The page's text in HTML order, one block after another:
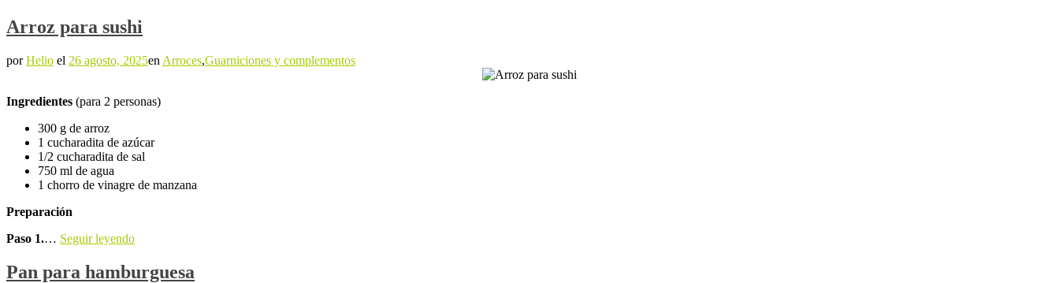
Arroz para sushi
porHelio el 26 agosto, 2025en Arroces,Guarniciones y complementos
Ingredientes (para 2 personas)
300 g de arroz
1 cucharadita de azúcar
1/2 cucharadita de sal
750 ml de agua
1 chorro de vinagre de manzana
Preparación
Paso 1.… Seguir leyendo
Pan para hamburguesa